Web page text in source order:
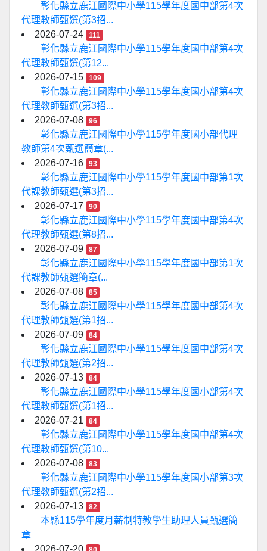
彰化縣立鹿江國際中小學115學年度國中部第4次
代理教師甄選(第3招...
2026-07-24
111
彰化縣立鹿江國際中小學115學年度國中部第4次
代理教師甄選(第12...
2026-07-15
109
彰化縣立鹿江國際中小學115學年度國小部第4次
代理教師甄選(第3招...
2026-07-08
96
彰化縣立鹿江國際中小學115學年度國小部代理
教師第4次甄選簡章(...
2026-07-16
93
彰化縣立鹿江國際中小學115學年度國中部第1次
代課教師甄選(第3招...
2026-07-17
90
彰化縣立鹿江國際中小學115學年度國中部第4次
代理教師甄選(第8招...
2026-07-09
87
彰化縣立鹿江國際中小學115學年度國中部第1次
代課教師甄選簡章(...
2026-07-08
85
彰化縣立鹿江國際中小學115學年度國中部第4次
代理教師甄選(第1招...
2026-07-09
84
彰化縣立鹿江國際中小學115學年度國中部第4次
代理教師甄選(第2招...
2026-07-13
84
彰化縣立鹿江國際中小學115學年度國小部第4次
代理教師甄選(第1招...
2026-07-21
84
彰化縣立鹿江國際中小學115學年度國中部第4次
代理教師甄選(第10...
2026-07-08
83
彰化縣立鹿江國際中小學115學年度國小部第3次
代理教師甄選(第2招...
2026-07-13
82
本縣115學年度月薪制特教學生助理人員甄選簡
章
2026-07-20